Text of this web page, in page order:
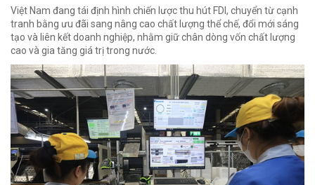
Việt Nam đang tái định hình chiến lược thu hút FDI, chuyển từ cạnh
tranh bằng ưu đãi sang nâng cao chất lượng thể chế, đổi mới sáng
tạo và liên kết doanh nghiệp, nhằm giữ chân dòng vốn chất lượng
cao và gia tăng giá trị trong nước.